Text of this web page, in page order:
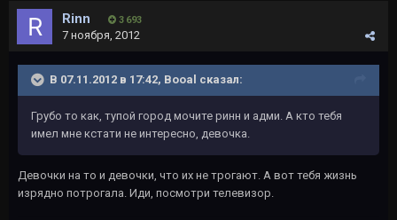
Rinn 3 693
7 ноября, 2012
В 07.11.2012 в 17:42, Booal сказал:
Грубо то как, тупой город мочите ринн и адми. А кто тебя
имел мне кстати не интересно, девочка.
Девочки на то и девочки, что их не трогают. А вот тебя жизнь
изрядно потрогала. Иди, посмотри телевизор.